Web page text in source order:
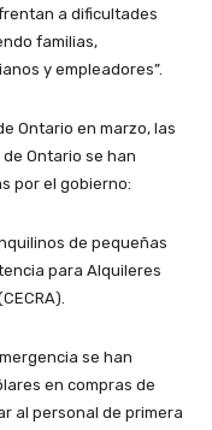
a dificultades
familias,
y empleadores”.
Ontario en marzo, las
Ontario se han
por el gobierno:
de pequeñas
para Alquileres
se han
en compras de
al personal de primera